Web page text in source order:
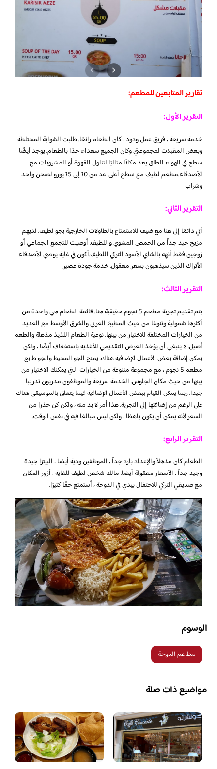
تقارير المتابعين للمطعم:
التقرير الأول:
خدمة سريعة ، فريق عمل ودود ، كان الطعام رائعًا. طلبت الشواية المختلطة
وبعض المقبلات لمجموعتي وكان الجميع سعداء جدًا بالطعام. يوجد أيضًا
سطح في الهواء الطلق يعد مكانًا مثاليًا لتناول القهوة أو المشروبات مع
الأصدقاء.مطعم لطيف مع سطح أعلى. عد من 10 إلى 15 يورو لصحن واحد
وشراب
التقرير الثاني:
آتي دائمًا إلى هنا مع ضيف للاستمتاع بالطاولات الخارجية بجو لطيف. لديهم
مزيج جيد جداً من الحمص المشوي واللطيف. أوصيت للتجمع الجماعي أو
زوجين فقط. أنهِه بالشاي الأسود التركي اللطيف.أكون في غاية يوصي الأصدقاء
الأتراك الذين سيذهبون بسعر معقول. خدمة جودة عصير
التقرير الثالث:
يتم تقديم تجربة مطعم 5 نجوم حقيقية هنا. قائمة الطعام هي واحدة من
أكثرها شمولية وتنوعًا من حيث المطبخ العربي والشرق الأوسط مع العديد
من الخيارات المختلفة للاختيار من بينها. نوعية الطعام اللذيذ مذهلة والطعم
أصيل. لا ينبغي أن يؤخذ العرض التقديمي للأغذية باستخفاف أيضًا ، ولكن
يمكن إضافة بعض الأعمال الإضافية هناك. يمنح الجو المحيط والجو طابع
مطعم 5 نجوم ، مع مجموعة متنوعة من الخيارات التي يمكنك الاختيار من
بينها من حيث مكان الجلوس. الخدمة سريعة والموظفون مدربون تدريبا
جيدا. ربما يمكن القيام ببعض الأعمال الإضافية فيما يتعلق بالموسيقى هناك
على الرغم من إضافتها إلى التجربة. هذا أمر لا بد منه ، ولكن كن حذرا من
السعر لأنه يمكن أن يكون باهظا ، ولكن ليس مبالغا فيه في نفس الوقت.
التقرير الرابع:
الطعام كان مذهلاً والإعداد بارد جداً ، الموظفين ودية أيضا ، البيتزا جيدة
وجيد جداً ، الأسعار معقولة أيضا. مالك شخص لطيف للغاية ، أزور المكان
مع صديقي التركي للاحتفال بيدي في الدوحة ، أستمتع حقًا كثيرًا.
الوسوم
مطاعم الدوحة
مواضيع ذات صلة